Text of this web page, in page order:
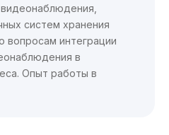
систем хранения
вопросам интеграции
в
Опыт работы в